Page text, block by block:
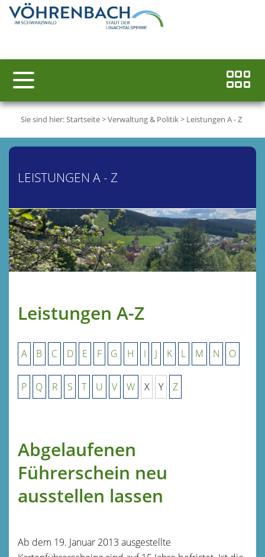
Sie sind hier:Startseite>Verwaltung & Politik> Leistungen A - Z
LEISTUNGEN A - Z
Leistungen A-Z
A B C D E F G H I J K L M N O
P Q R S T U V W X Y Z
Abgelaufenen
Führerschein neu
ausstellen lassen
Ab dem 19. Januar 2013 ausgestellte